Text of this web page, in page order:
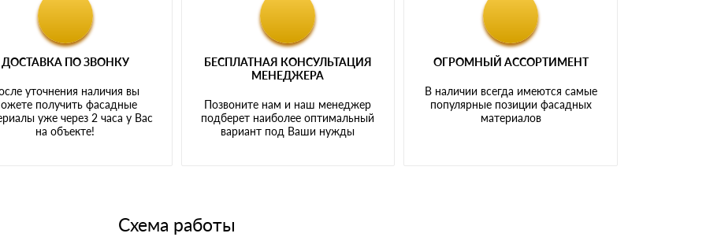
ДОСТАВКА ПО ЗВОНКУ
уточнения наличия вы
получить фасадные
уже через 2 часа у Вас
на объекте!
БЕСПЛАТНАЯ КОНСУЛЬТАЦИЯ
МЕНЕДЖЕРА
Позвоните нам и наш менеджер
подберет наиболее оптимальный
вариант под Ваши нужды
ОГРОМНЫЙ АССОРТИМЕНТ
В наличии всегда имеются самые
популярные позиции фасадных
материалов
Схема работы